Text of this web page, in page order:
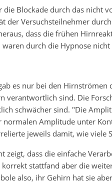
die Blockade durch das nicht
der Versuchsteilnehmer
dass die frühen
durch die Hypnose
es nur bei den
verantwortlich sind. Die
schwächer sind. "Die
normalen Amplitude unter
jeweils damit, wie viele
zeigt, dass die einfache
korrekt stattfand aber die
also, ihr Gehirn hat sie